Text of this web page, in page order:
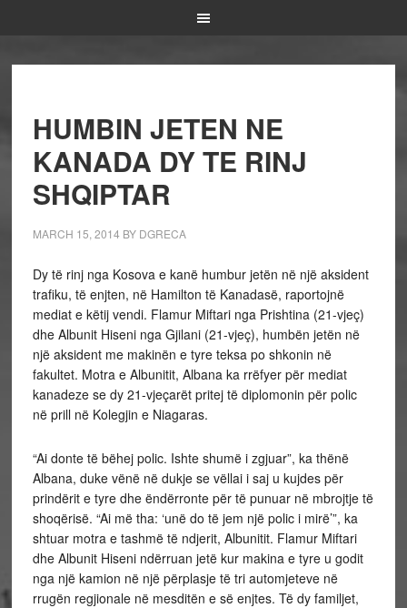
HUMBIN JETEN NE
KANADA DY TE RINJ
SHQIPTAR
MARCH 15, 2014 BY DGRECA
Dy të rinj nga Kosova e kanë humbur jetën në një aksident
trafiku, të enjten, në Hamilton të Kanadasë, raportojnë
mediat e këtij vendi. Flamur Miftari nga Prishtina (21-vjeç)
dhe Albunit Hiseni nga Gjilani (21-vjeç), humbën jetën në
një aksident me makinën e tyre teksa po shkonin në
fakultet. Motra e Albunitit, Albana ka rrëfyer për mediat
kanadeze se dy 21-vjeçarët pritej të diplomonin për polic
në prill në Kolegjin e Niagaras.
“Ai donte të bëhej polic. Ishte shumë i zgjuar”, ka thënë
Albana, duke vënë në dukje se vëllai i saj u kujdes për
prindërit e tyre dhe ëndërronte për të punuar në mbrojtje të
shoqërisë. “Ai më tha: ‘unë do të jem një polic i mirë’”, ka
shtuar motra e tashmë të ndjerit, Albunitit. Flamur Miftari
dhe Albunit Hiseni ndërruan jetë kur makina e tyre u godit
nga një kamion në një përplasje të tri automjeteve në
rrugën regjionale në mesditën e së enjtes. Të dy familjet,